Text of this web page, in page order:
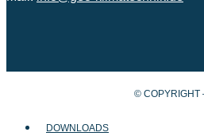
© COPYRIGHT
DOWNLOADS